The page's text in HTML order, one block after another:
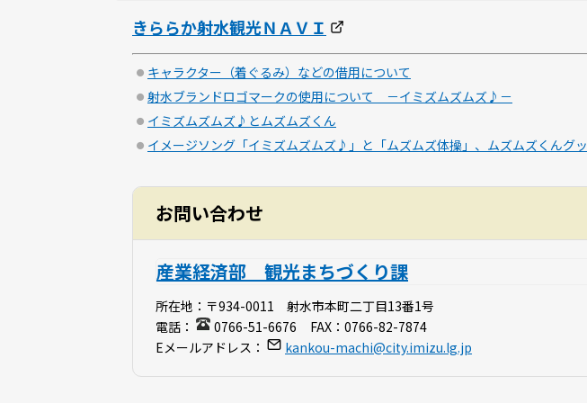
きららか射水観光ＮＡＶＩ
キャラクター（着ぐるみ）などの借用について
射水ブランドロゴマークの使用について －イミズムズムズ♪－
イミズムズムズ♪とムズムズくん
イメージソング「イミズムズムズ♪」と「ムズムズ体操」、ムズムズくんグ
お問い合わせ
産業経済部 観光まちづくり課
所在地： 〒934-0011 射水市本町二丁目13番1号
電話：
0766-51-6676 FAX： 0766-82-7874
Eメールアドレス：
kankou-machi@city.imizu.lg.jp